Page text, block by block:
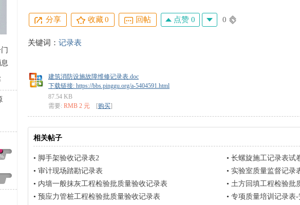
分享 收藏0 回帖 点赞 0 0
关键词： 记录表
建筑消防设施故障维修记录表.doc
下载链接: https://bbs.pinggu.org/a-5404591.html
87.54 KB
需要: RMB 2 元 [购买]
相关帖子
• 脚手架验收记录表2 • 长螺旋施工记录表试
• 审计现场踏勘记录表 • 实验室质量监督记录
• 内墙一般抹灰工程检验批质量验收记录表 • 土方回填工程检验批
• 预应力管桩工程检验批质量验收记录表 • 专项质量培训记录表-